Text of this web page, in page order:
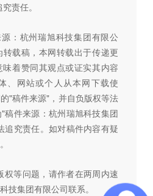
责任。
：杭州瑞旭科技集团有限公
载稿，本网转载出于传递更
着赞同其观点或证实其内容
、网站或个人从本网下载使
"稿件来源"，并自负版权等法
稿件来源：杭州瑞旭科技集团
追究责任。如对稿件内容有疑
等问题，请作者在两周内速
技集团有限公司联系。